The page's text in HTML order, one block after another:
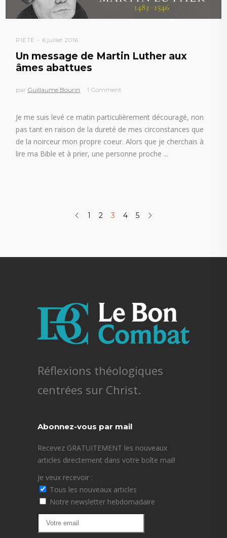
PIÉTÉ 6 juillet 2016
Un message de Martin Luther aux
âmes abattues
par Guillaume Bourin 1 Comment
Je me suis levé ce matin particulièrement découragé, non
pas tant en raison de la dureté de mes circonstances que
de la noirceur mon propre coeur. Alors que je cherchais à
lire ma Bible et à prier, une personne proche
1 2 3 4 5
Réflexions théologiques
centrées sur Christ.
Abonnez-vous par mail
Recevez GRATUITEMENT les nouveaux
articles directement dans votre boîte mail!
Je veux recevoir :
Tous les nouveaux articles
Notre newsletter hebdomadaire